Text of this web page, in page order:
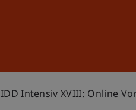
IDD Intensiv XVIII: Online